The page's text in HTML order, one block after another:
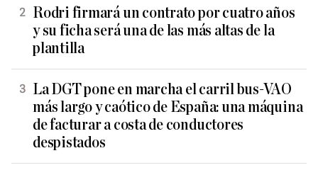
Rodri firmará un contrato por cuatro años
y su ficha será una de las más altas de la
plantilla
La DGT pone en marcha el carril bus-VAO
más largo y caótico de España: una máquina
de facturar a costa de conductores
despistados